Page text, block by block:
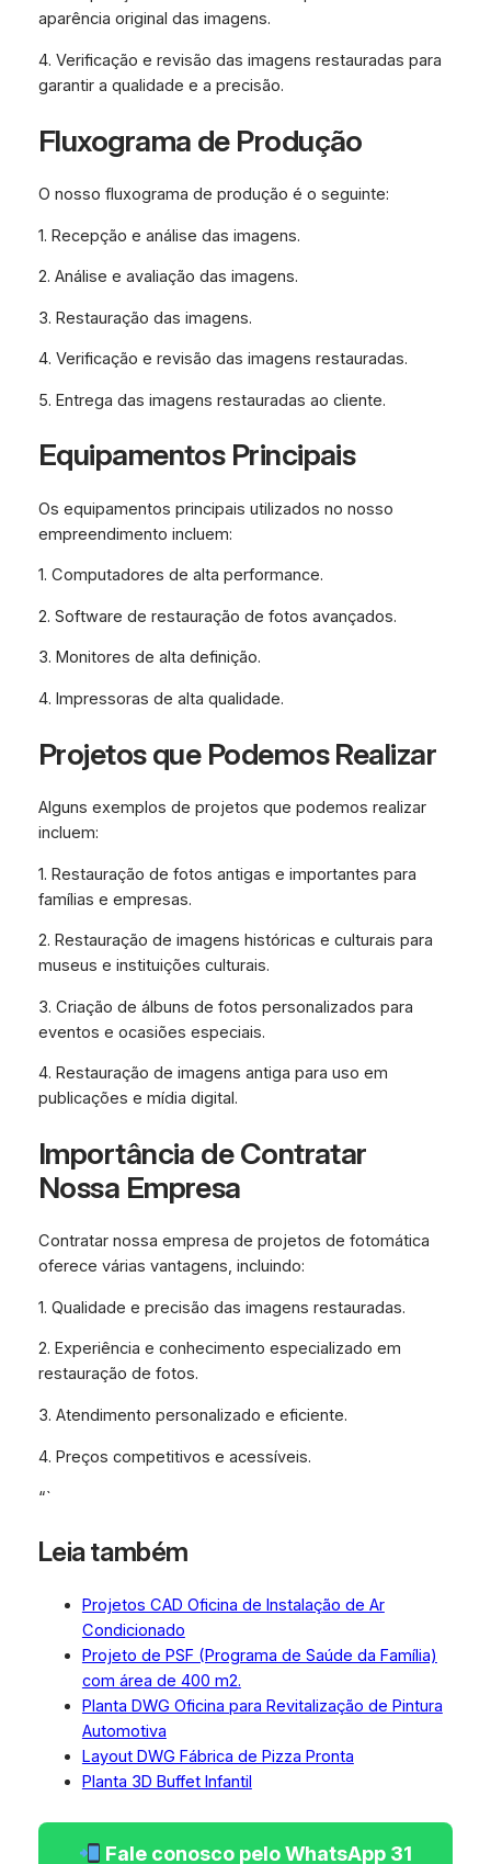
aparência original das imagens.
4. Verificação e revisão das imagens restauradas para
garantir a qualidade e a precisão.
Fluxograma de Produção
O nosso fluxograma de produção é o seguinte:
1. Recepção e análise das imagens.
2. Análise e avaliação das imagens.
3. Restauração das imagens.
4. Verificação e revisão das imagens restauradas.
5. Entrega das imagens restauradas ao cliente.
Equipamentos Principais
Os equipamentos principais utilizados no nosso
empreendimento incluem:
1. Computadores de alta performance.
2. Software de restauração de fotos avançados.
3. Monitores de alta definição.
4. Impressoras de alta qualidade.
Projetos que Podemos Realizar
Alguns exemplos de projetos que podemos realizar
incluem:
1. Restauração de fotos antigas e importantes para
famílias e empresas.
2. Restauração de imagens históricas e culturais para
museus e instituições culturais.
3. Criação de álbuns de fotos personalizados para
eventos e ocasiões especiais.
4. Restauração de imagens antiga para uso em
publicações e mídia digital.
Importância de Contratar
Nossa Empresa
Contratar nossa empresa de projetos de fotomática
oferece várias vantagens, incluindo:
1. Qualidade e precisão das imagens restauradas.
2. Experiência e conhecimento especializado em
restauração de fotos.
3. Atendimento personalizado e eficiente.
4. Preços competitivos e acessíveis.
“`
Leia também
Projetos CAD Oficina de Instalação de Ar
Condicionado
Projeto de PSF (Programa de Saúde da Família)
com área de 400 m2.
Planta DWG Oficina para Revitalização de Pintura
Automotiva
Layout DWG Fábrica de Pizza Pronta
Planta 3D Buffet Infantil
Fale conosco pelo WhatsApp 31